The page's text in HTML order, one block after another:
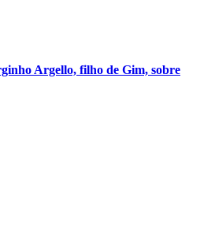
Argello, filho de Gim, sobre